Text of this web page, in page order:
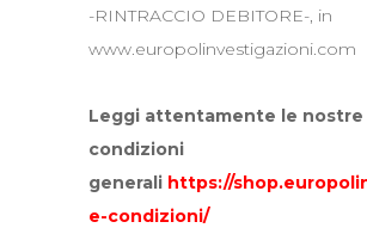
-RINTRACCIO DEBITORE-, in
www.europolinvestigazioni.com
Leggi attentamente le nostre
condizioni
generali https://
e-condizioni/